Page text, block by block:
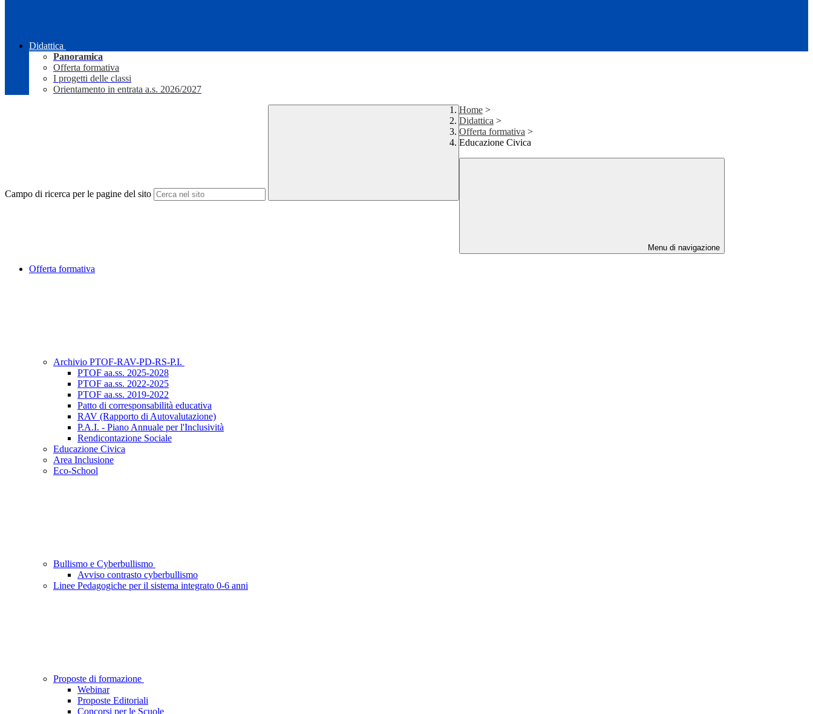
Didattica
Panoramica
Offerta formativa
I progetti delle classi
Orientamento in entrata a.s. 2026/2027
Campo di ricerca per le pagine del sito
Home >
Didattica >
Offerta formativa >
Educazione Civica
Menu di navigazione
Offerta formativa
Archivio PTOF-RAV-PD-RS-P.I.
PTOF aa.ss. 2025-2028
PTOF aa.ss. 2022-2025
PTOF aa.ss. 2019-2022
Patto di corresponsabilità educativa
RAV (Rapporto di Autovalutazione)
P.A.I. - Piano Annuale per l'Inclusività
Rendicontazione Sociale
Educazione Civica
Area Inclusione
Eco-School
Bullismo e Cyberbullismo
Avviso contrasto cyberbullismo
Linee Pedagogiche per il sistema integrato 0-6 anni
Proposte di formazione
Webinar
Proposte Editoriali
Concorsi per le Scuole